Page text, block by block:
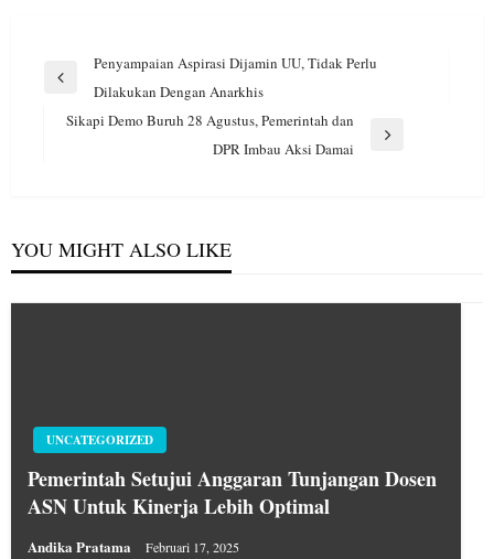
Navigasi
pos
Previous
Post
Penyampaian Aspirasi Dijamin UU, Tidak Perlu
Dilakukan Dengan Anarkhis
Sikapi Demo Buruh 28 Agustus, Pemerintah dan
DPR Imbau Aksi Damai
YOU MIGHT ALSO LIKE
UNCATEGORIZED
Pemerintah Setujui Anggaran Tunjangan Dosen
ASN Untuk Kinerja Lebih Optimal
Andika Pratama Februari 17, 2025